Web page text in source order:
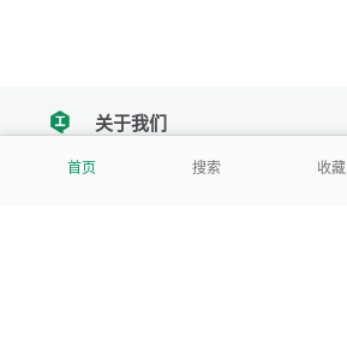
首页 搜索 收藏
tencent关于我们
我们努力把每一个工具做成批量处理的产品